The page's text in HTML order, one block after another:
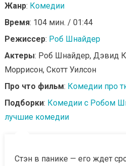
Жанр: Комедии
Время: 104 мин. / 01:44
Режиссер: Роб Шнайдер
Актеры: Роб Шнайдер, Дэвид
Моррисон, Скотт Уилсон
Про что фильм: Комедии про
Подборки: Комедии с Робом
лучшие комедии
Стэн в панике — его ждет